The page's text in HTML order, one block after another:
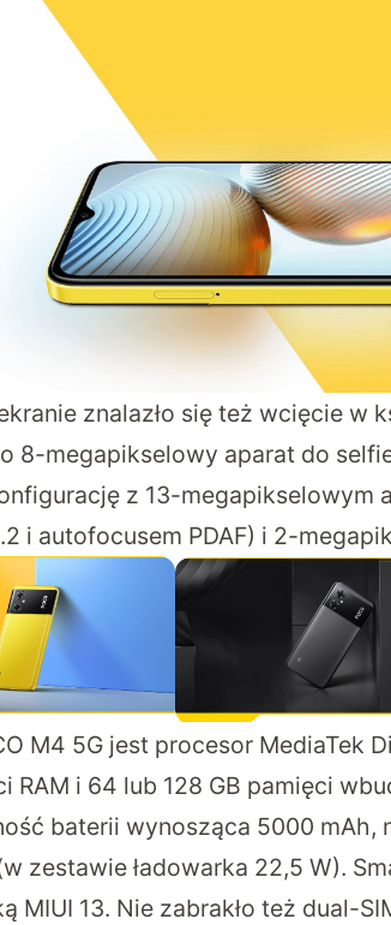
znalazło się też wcięcie w
8-megapikselowy aparat do
z 13-megapikselowym
i autofocusem PDAF) i 2-
M4 5G jest procesor MediaTek
RAM i 64 lub 128 GB pamięci
baterii wynosząca 5000 mAh,
zestawie ładowarka 22,5 W).
MIUI 13. Nie zabrakło też dual-